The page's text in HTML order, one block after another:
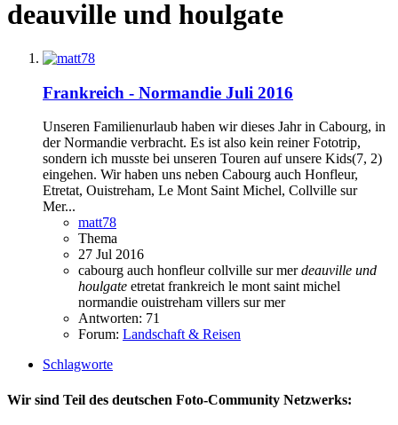
deauville und houlgate
Frankreich - Normandie Juli 2016
Unseren Familienurlaub haben wir dieses Jahr in Cabourg, in
der Normandie verbracht. Es ist also kein reiner Fototrip,
sondern ich musste bei unseren Touren auf unsere Kids(7, 2)
eingehen. Wir haben uns neben Cabourg auch Honfleur,
Etretat, Ouistreham, Le Mont Saint Michel, Collville sur
Mer...
matt78
Thema
27 Jul 2016
cabourg auch honfleurcollville sur merdeauville und
houlgate etretat frankreich le mont saint michel
normandie ouistreham villers sur mer
Antworten: 71
Forum: Landschaft & Reisen
Schlagworte
Wir sind Teil des deutschen Foto-Community Netzwerks: